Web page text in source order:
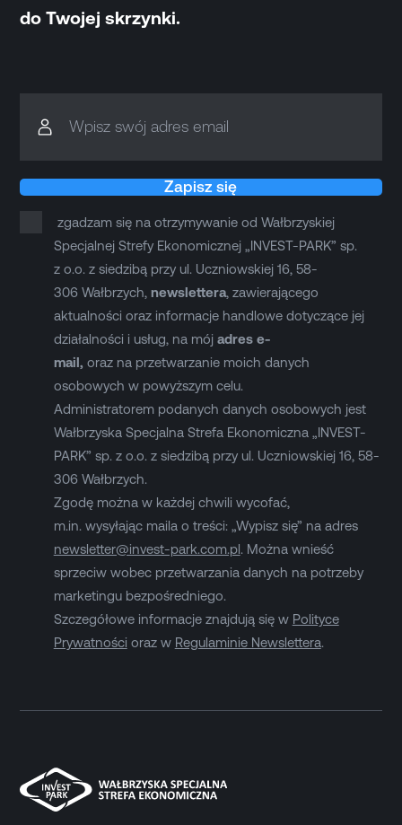
do Twojej skrzynki.
Wpisz swój adres email
Zapisz się
zgadzam się na otrzymywanie od Wałbrzyskiej
Specjalnej Strefy Ekonomicznej „INVEST-PARK” sp.
z o.o. z siedzibą przy ul. Uczniowskiej 16, 58-
306 Wałbrzych, newslettera, zawierającego
aktualności oraz informacje handlowe dotyczące jej
działalności i usług, na mój adres e-
mail, oraz na przetwarzanie moich danych
osobowych w powyższym celu.
Administratorem podanych danych osobowych jest
Wałbrzyska Specjalna Strefa Ekonomiczna „INVEST-
PARK” sp. z o.o. z siedzibą przy ul. Uczniowskiej 16, 58-
306 Wałbrzych.
Zgodę można w każdej chwili wycofać,
m.in. wysyłając maila o treści: „Wypisz się” na adres
newsletter@invest-park.com.pl. Można wnieść
sprzeciw wobec przetwarzania danych na potrzeby
marketingu bezpośredniego.
Szczegółowe informacje znajdują się w Polityce
Prywatności oraz w Regulaminie Newslettera.